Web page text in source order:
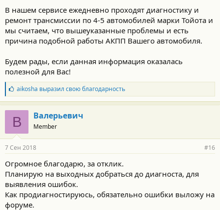
В нашем сервисе ежедневно проходят диагностику и
ремонт трансмиссии по 4-5 автомобилей марки Тойота и
мы считаем, что вышеуказанные проблемы и есть
причина подобной работы АКПП Вашего автомобиля.
Будем рады, если данная информация оказалась
полезной для Вас!
Б
л
а
г
о
д
а
н
с
т
и
aikosha выразил свою благодарность
В Валерьевич
Member
7 Сен 2018 #16
Огромное благодарю, за отклик.
Планирую на выходных добраться до диагноста, для
выявления ошибок.
Как продиагностируюсь, обязательно ошибки выложу на
форуме.